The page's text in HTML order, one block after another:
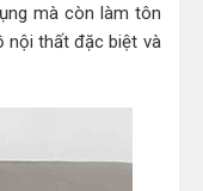
mà còn làm tôn
thất đặc biệt và